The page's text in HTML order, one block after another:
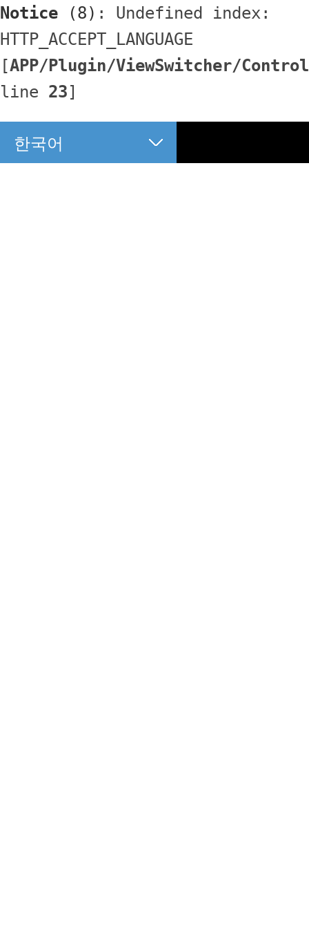
Notice (8) : Undefined index:
HTTP_ACCEPT_LANGUAGE
[APP/Plugin/ViewSwitcher/
line 23]
한국어